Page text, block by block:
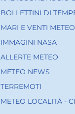
BOLLETTINI DI
MARI E VENTI
IMMAGINI NASA
ALLERTE METEO
METEO NEWS
TERREMOTI
METEO LOCALITÀ -